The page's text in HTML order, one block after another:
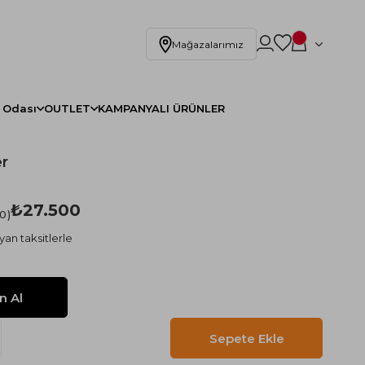
Mağazalarımız
OUTLET KAMPANYALI ÜRÜNLER
₺27.500
taksitlerle